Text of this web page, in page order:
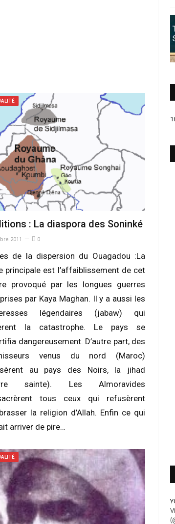
: La diaspora des Soninké
2011 0
de la dispersion du Ouagadou :La
principale est l’affaiblissement de cet
provoqué par les longues guerres
par Kaya Maghan. Il y a aussi les
légendaires (jabaw) qui
la catastrophe. Le pays se
dangereusement. D’autre part, des
venus du nord (Maroc)
au pays des Noirs, la jihad
sainte). Les Almoravides
tous ceux qui refusèrent
la religion d’Allah. Enfin ce qui
arriver de pire…